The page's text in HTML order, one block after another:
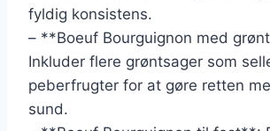
fyldig konsistens.
– **Boeuf Bourguignon med
Inkluder flere grøntsager som
peberfrugter for at gøre retten
sund.